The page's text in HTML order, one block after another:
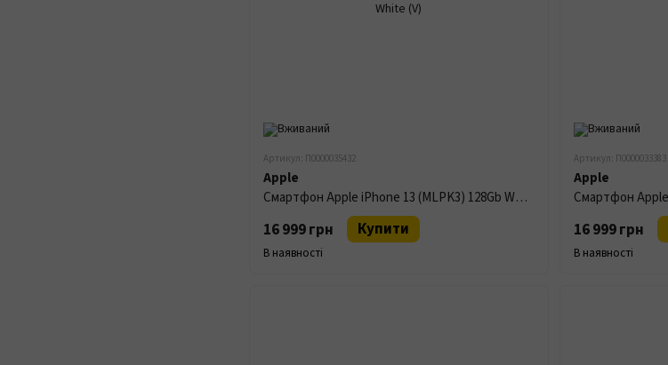
Артикул: П0000035432
Apple
Смартфон Apple iPhone 13 (MLPK3) 128Gb White (V)
16 999 грн Купити
В наявності
Артикул: П0000033383
Apple
16 999 грн
В наявності